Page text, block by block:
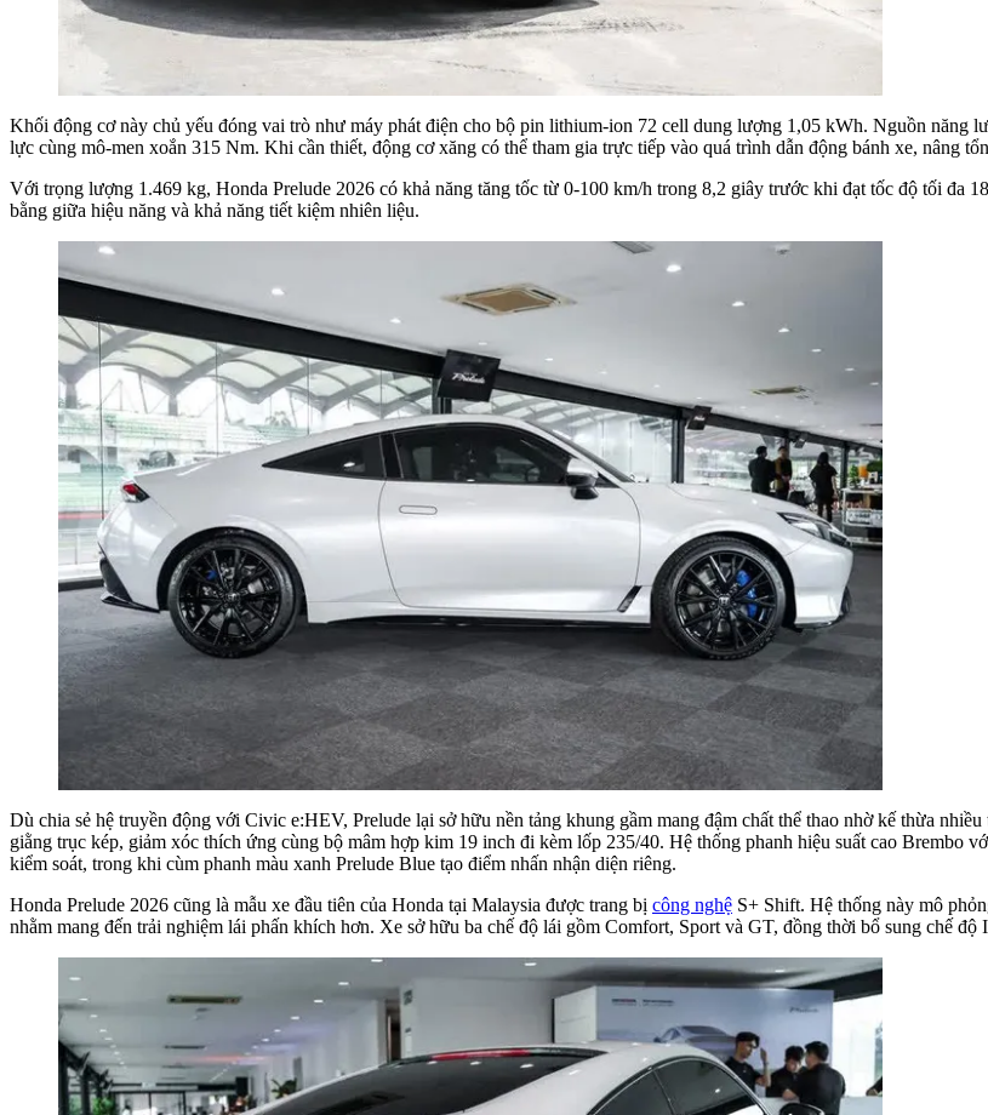
Khối động cơ này chủ yếu đóng vai trò như máy phát điện cho bộ pin lithium-ion 72 cell dung lượng 1,05 kWh. Nguồn năng
lực cùng mô-men xoắn 315 Nm. Khi cần thiết, động cơ xăng có thể tham gia trực tiếp vào quá trình dẫn động bánh xe, nâng
Với trọng lượng 1.469 kg, Honda Prelude 2026 có khả năng tăng tốc từ 0-100 km/h trong 8,2 giây trước khi đạt tốc độ tối đa
bằng giữa hiệu năng và khả năng tiết kiệm nhiên liệu.
Dù chia sẻ hệ truyền động với Civic e:HEV, Prelude lại sở hữu nền tảng khung gầm mang đậm chất thể thao nhờ kế thừa
giằng trục kép, giảm xóc thích ứng cùng bộ mâm hợp kim 19 inch đi kèm lốp 235/40. Hệ thống phanh hiệu suất cao Brembo
kiểm soát, trong khi cùm phanh màu xanh Prelude Blue tạo điểm nhấn nhận diện riêng.
Honda Prelude 2026 cũng là mẫu xe đầu tiên của Honda tại Malaysia được trang bị công nghệ S+ Shift. Hệ thống này mô
nhằm mang đến trải nghiệm lái phấn khích hơn. Xe sở hữu ba chế độ lái gồm Comfort, Sport và GT, đồng thời bổ sung chế